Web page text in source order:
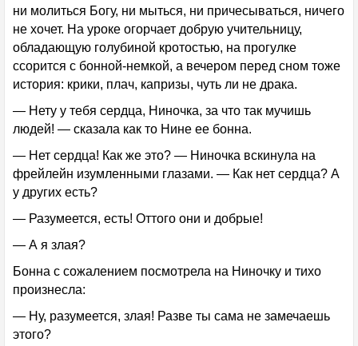
ни молиться Богу, ни мыться, ни причесываться, ничего
не хочет. На уроке огорчает добрую учительницу,
обладающую голубиной кротостью, на прогулке
ссорится с бонной-немкой, а вечером перед сном тоже
история: крики, плач, капризы, чуть ли не драка.
— Нету у тебя сердца, Ниночка, за что так мучишь
людей! — сказала как то Нине ее бонна.
— Нет сердца! Как же это? — Ниночка вскинула на
фрейлейн изумленными глазами. — Как нет сердца? А
у других есть?
— Разумеется, есть! Оттого они и добрые!
— А я злая?
Бонна с сожалением посмотрела на Ниночку и тихо
произнесла:
— Ну, разумеется, злая! Разве ты сама не замечаешь
этого?